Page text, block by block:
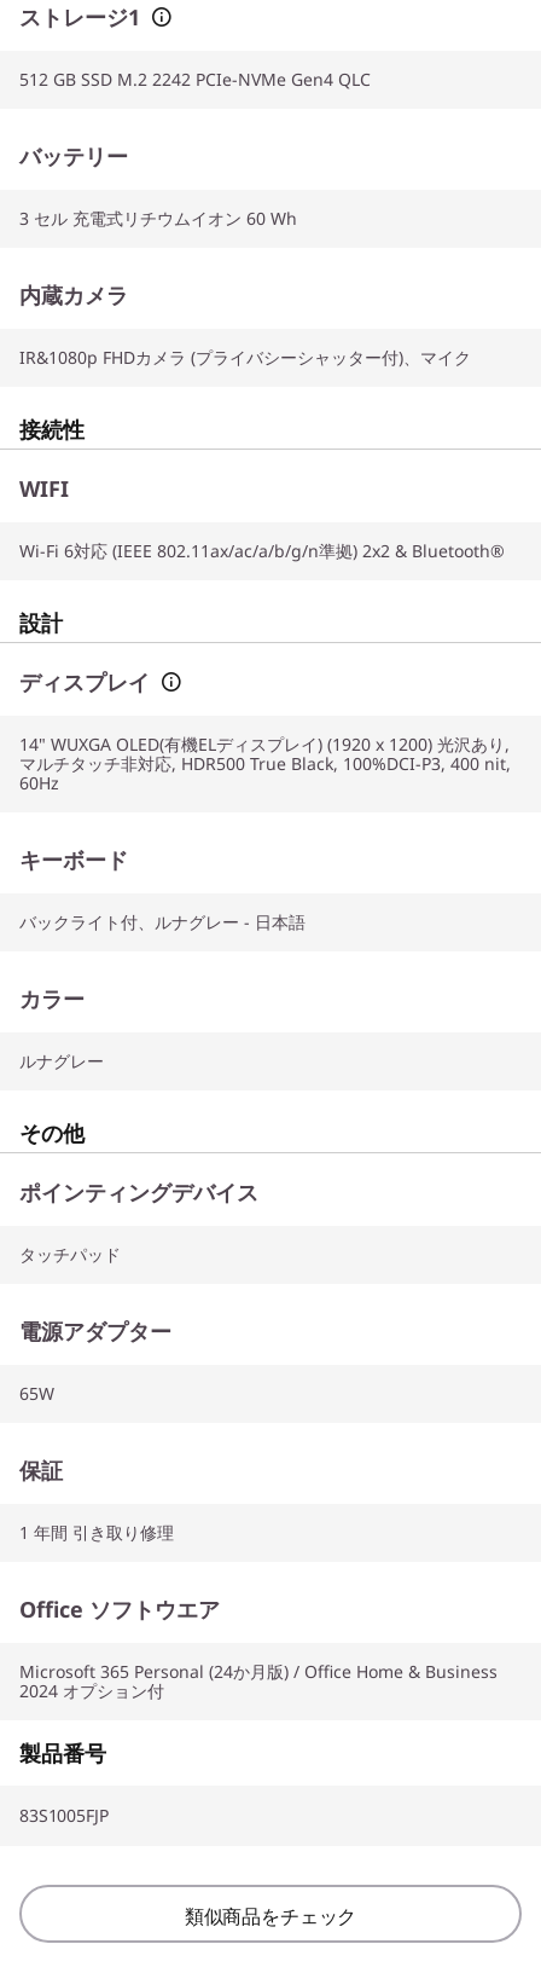
ストレージ1
512 GB SSD M.2 2242 PCIe-NVMe Gen4 QLC
バッテリー
3 セル 充電式リチウムイオン 60 Wh
内蔵カメラ
IR&1080p FHDカメラ (プライバシーシャッター付)、マイク
接続性
WIFI
Wi-Fi 6対応 (IEEE 802.11ax/ac/a/b/g/n準拠) 2x2 & Bluetooth®
設計
ディスプレイ
14" WUXGA OLED(有機ELディスプレイ) (1920 x 1200) 光沢あり,
マルチタッチ非対応, HDR500 True Black, 100%DCI-P3, 400 nit,
60Hz
キーボード
バックライト付、ルナグレー - 日本語
カラー
ルナグレー
その他
ポインティングデバイス
タッチパッド
電源アダプター
65W
保証
1 年間 引き取り修理
Office ソフトウエア
Microsoft 365 Personal (24か月版) / Office Home & Business
2024 オプション付
製品番号
83S1005FJP
類似商品をチェック